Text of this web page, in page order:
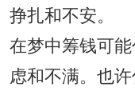
挣扎和不安。
在梦中筹钱可
虑和不满。也